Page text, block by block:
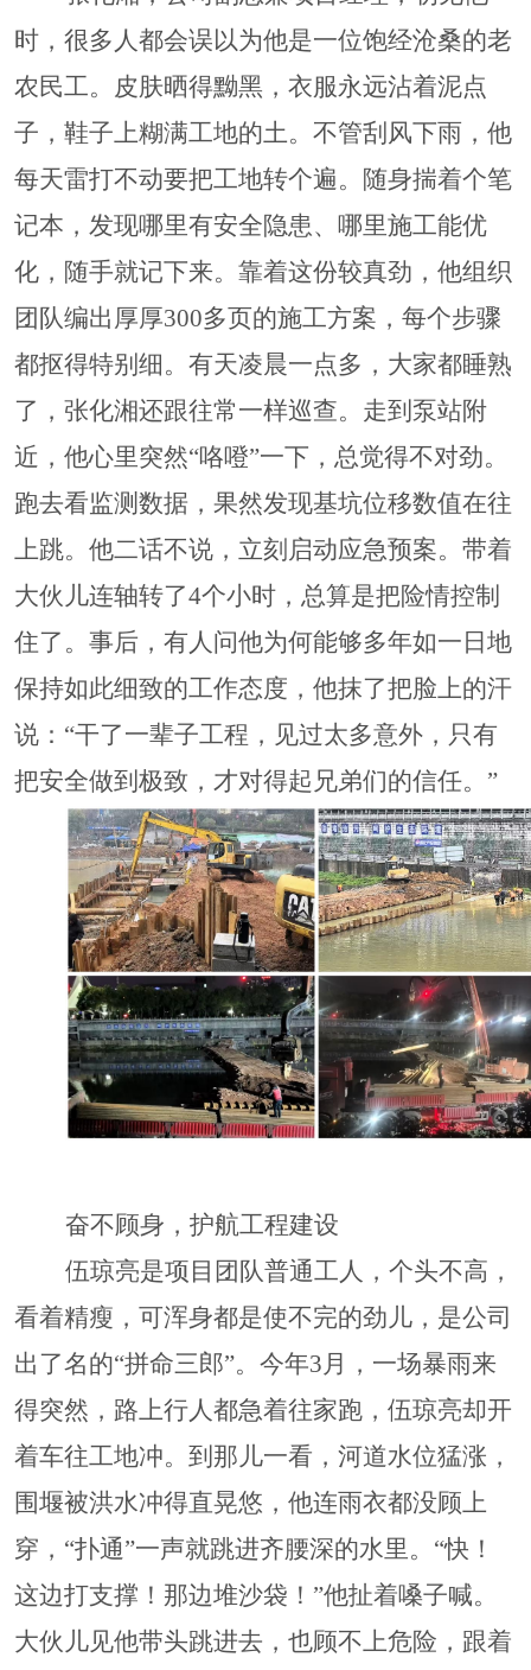
时，很多人都会误以为他是一位饱经沧桑的老
农民工。皮肤晒得黝黑，衣服永远沾着泥点
子，鞋子上糊满工地的土。不管刮风下雨，他
每天雷打不动要把工地转个遍。随身揣着个笔
记本，发现哪里有安全隐患、哪里施工能优
化，随手就记下来。靠着这份较真劲，他组织
团队编出厚厚300多页的施工方案，每个步骤
都抠得特别细。有天凌晨一点多，大家都睡熟
了，张化湘还跟往常一样巡查。走到泵站附
近，他心里突然“咯噔”一下，总觉得不对劲。
跑去看监测数据，果然发现基坑位移数值在往
上跳。他二话不说，立刻启动应急预案。带着
大伙儿连轴转了4个小时，总算是把险情控制
住了。事后，有人问他为何能够多年如一日地
保持如此细致的工作态度，他抹了把脸上的汗
说：“干了一辈子工程，见过太多意外，只有
把安全做到极致，才对得起兄弟们的信任。”
奋不顾身，护航工程建设
伍琼亮是项目团队普通工人，个头不高，
看着精瘦，可浑身都是使不完的劲儿，是公司
出了名的“拼命三郎”。今年3月，一场暴雨来
得突然，路上行人都急着往家跑，伍琼亮却开
着车往工地冲。到那儿一看，河道水位猛涨，
围堰被洪水冲得直晃悠，他连雨衣都没顾上
穿，“扑通”一声就跳进齐腰深的水里。“快！
这边打支撑！那边堆沙袋！”他扯着嗓子喊。
大伙儿见他带头跳进去，也顾不上危险，跟着